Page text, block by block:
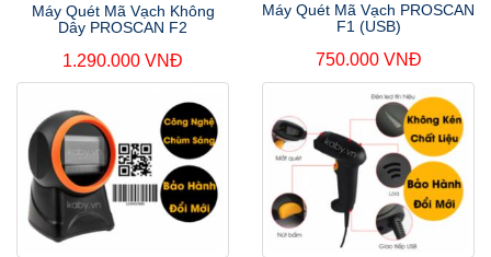
Máy Quét Mã Vạch Không
Dây PROSCAN F2
1.290.000 VNĐ
Máy Quét Mã Vạch PROSCAN
F1 (USB)
750.000 VNĐ